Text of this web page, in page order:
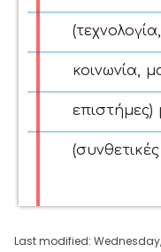
κοινωνία,
Last modified: Wednesday,